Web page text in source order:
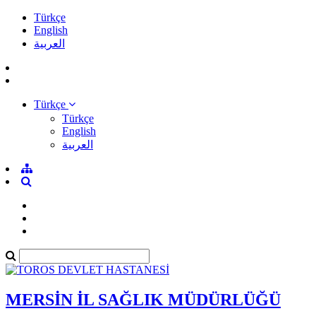
Türkçe
English
العربية
Türkçe
Türkçe
English
العربية
MERSİN İL SAĞLIK MÜDÜRLÜĞÜ